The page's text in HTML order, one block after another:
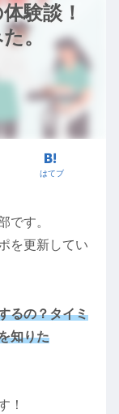
験談！
。
はてブ
です。
を更新してい
るの？タイミ
知りた
！